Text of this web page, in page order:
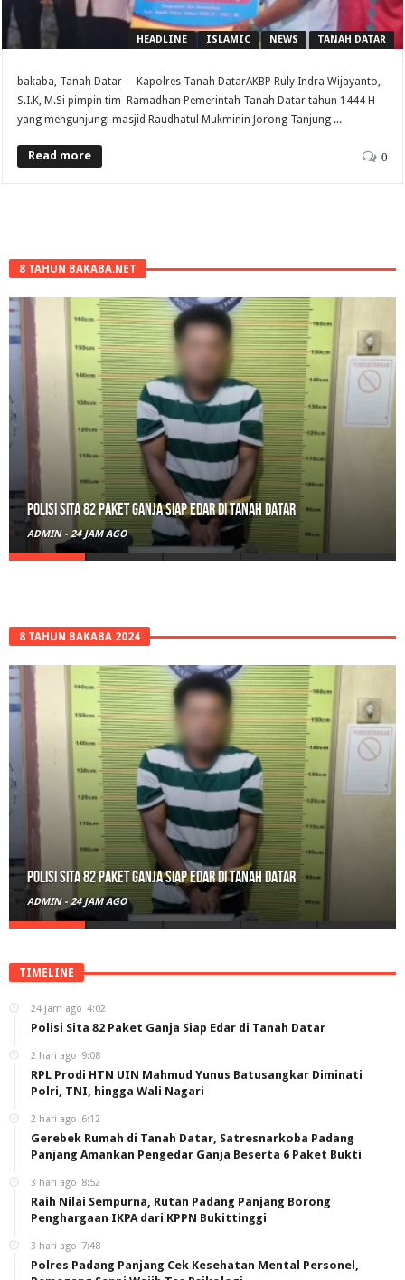
HEADLINE ISLAMIC NEWS TANAH DATAR
bakaba, Tanah Datar – Kapolres Tanah DatarAKBP Ruly Indra Wijayanto,
S.I.K, M.Si pimpin tim Ramadhan Pemerintah Tanah Datar tahun 1444 H
yang mengunjungi masjid Raudhatul Mukminin Jorong Tanjung ...
Read more 0
8 TAHUN BAKABA.NET
Polisi Sita 82 Paket Ganja Siap Edar di Tanah Datar
ADMIN - 24 JAM AGO
8 TAHUN BAKABA 2024
Polisi Sita 82 Paket Ganja Siap Edar di Tanah Datar
ADMIN - 24 JAM AGO
TIMELINE
24 jam ago 4:02
Polisi Sita 82 Paket Ganja Siap Edar di Tanah Datar
2 hari ago 9:08
RPL Prodi HTN UIN Mahmud Yunus Batusangkar Diminati
Polri, TNI, hingga Wali Nagari
2 hari ago 6:12
Gerebek Rumah di Tanah Datar, Satresnarkoba Padang
Panjang Amankan Pengedar Ganja Beserta 6 Paket Bukti
3 hari ago 8:52
Raih Nilai Sempurna, Rutan Padang Panjang Borong
Penghargaan IKPA dari KPPN Bukittinggi
3 hari ago 7:48
Polres Padang Panjang Cek Kesehatan Mental Personel,